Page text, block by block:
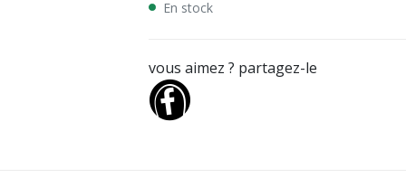
En stock
vous aimez ? partagez-le